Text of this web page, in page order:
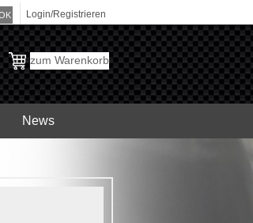
Login/Registrieren
zum Warenkorb
News